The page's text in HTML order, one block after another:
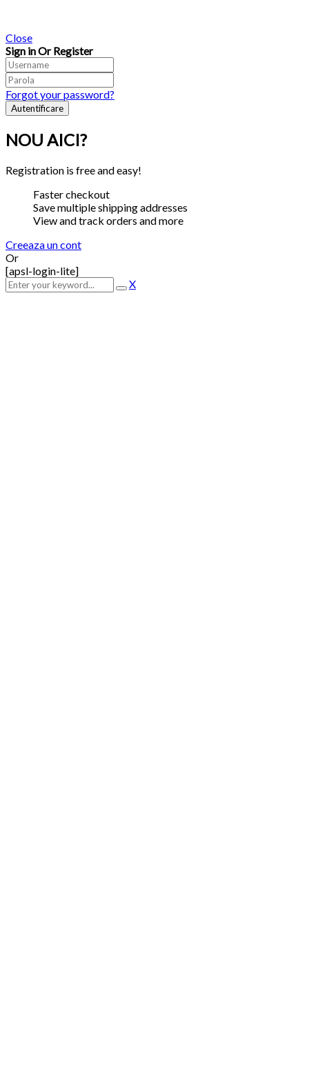
Close
Sign in Or Register
Forgot your password?
NOU AICI?
Registration is free and easy!
Faster checkout
Save multiple shipping addresses
View and track orders and more
Creeaza un cont
Or
[apsl-login-lite]
X